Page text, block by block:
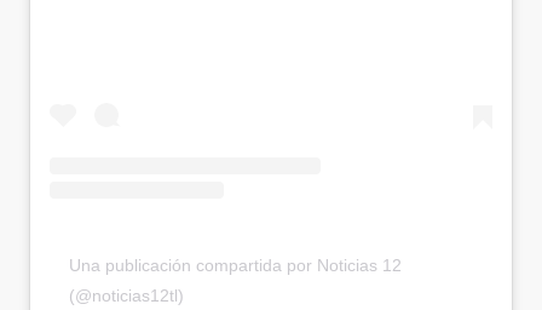
Una publicación compartida por Noticias 12
(@noticias12tl)